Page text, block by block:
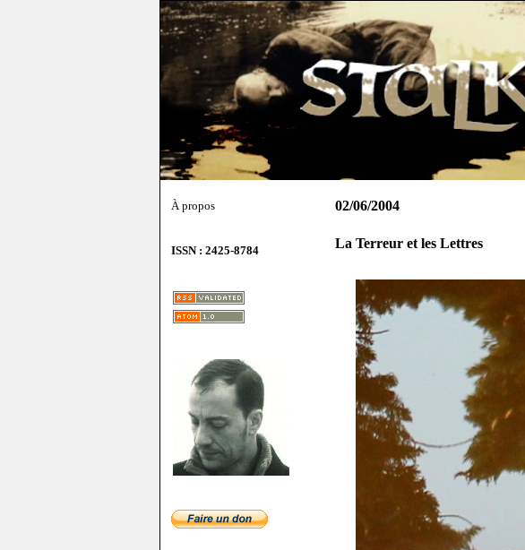
À propos
ISSN : 2425-8784
02/06/2004
La Terreur et les Lettres